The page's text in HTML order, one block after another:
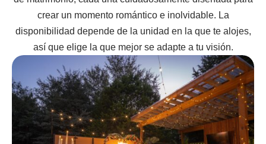
crear un momento romántico e inolvidable. La
disponibilidad depende de la unidad en la que te alojes,
así que elige la que mejor se adapte a tu visión.